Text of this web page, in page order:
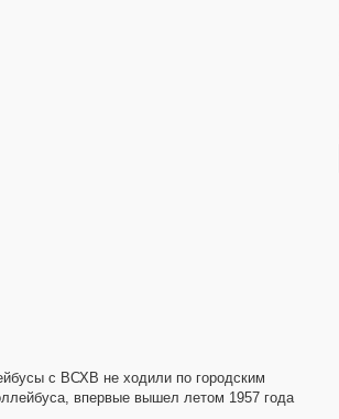
с ВСХВ не ходили по городским
впервые вышел летом 1957 года